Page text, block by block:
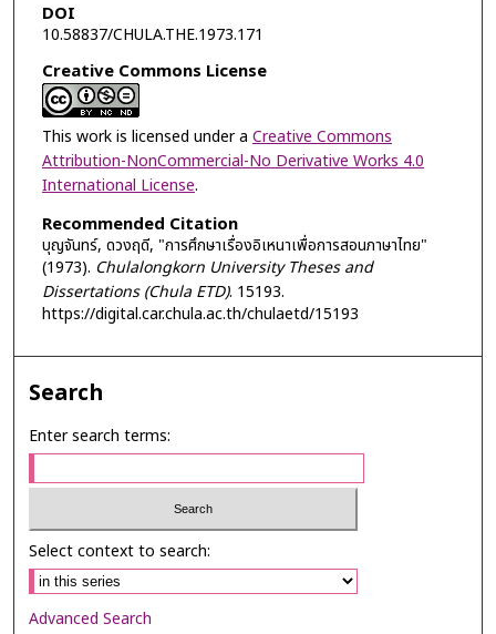
DOI
10.58837/CHULA.THE.1973.171
Creative Commons License
This work is licensed under a Creative Commons
Attribution-NonCommercial-No Derivative Works 4.0
International License.
Recommended Citation
บุญจันทร์, ดวงฤดี, "การศึกษาเรื่องอิเหนาเพื่อการสอนภาษาไทย"
(1973). Chulalongkorn University Theses and
Dissertations (Chula ETD). 15193.
https://digital.car.chula.ac.th/chulaetd/15193
Search
Enter search terms:
Select context to search:
Advanced Search